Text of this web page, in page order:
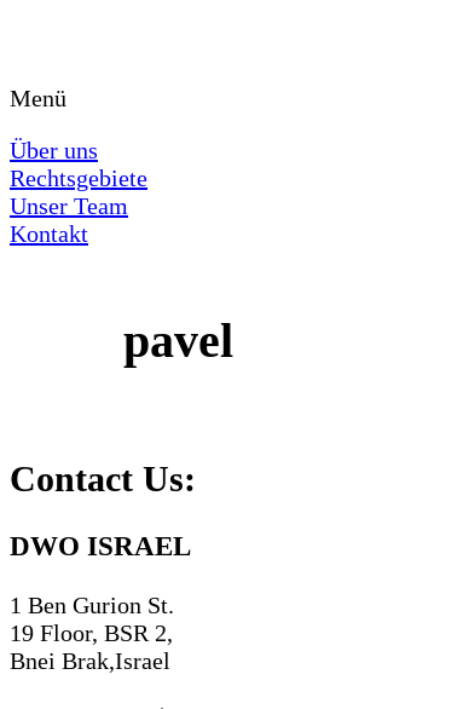
Menü
Über uns
Rechtsgebiete
Unser Team
Kontakt
pavel
Contact Us:
DWO ISRAEL
1 Ben Gurion St.
19 Floor, BSR 2,
Bnei Brak,Israel